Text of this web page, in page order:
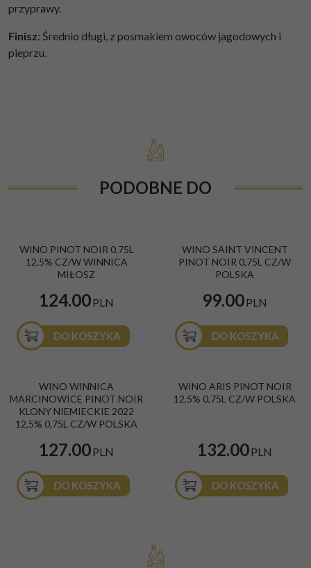
przyprawy.
Finisz: Średnio długi, z posmakiem owoców jagodowych i
pieprzu.
PODOBNE DO
WINO PINOT NOIR 0,75L
12,5% CZ/W WINNICA
MIŁOSZ
124.00PLN
DO KOSZYKA
WINO SAINT VINCENT
PINOT NOIR 0,75L CZ/W
POLSKA
99.00PLN
DO KOSZYKA
WINO WINNICA
MARCINOWICE PINOT NOIR
KLONY NIEMIECKIE 2022
12,5% 0,75L CZ/W POLSKA
127.00PLN
DO KOSZYKA
WINO ARIS PINOT NOIR
12,5% 0,75L CZ/W POLSKA
132.00PLN
DO KOSZYKA